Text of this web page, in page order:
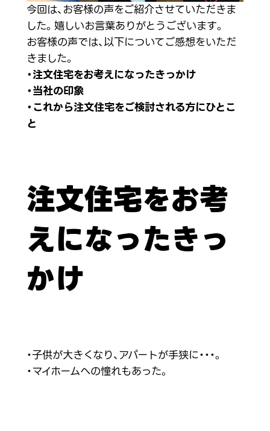
今回は、お客様の声をご紹介させていただきま
した。嬉しいお言葉ありがとうございます。
お客様の声では、以下についてご感想をいただ
きました。
・注文住宅をお考えになったきっかけ
・当社の印象
・これから注文住宅をご検討される方にひとこ
と
注文住宅をお考
えになったきっ
かけ
・子供が大きくなり、アパートが手狭に・・・。
・マイホームへの憧れもあった。